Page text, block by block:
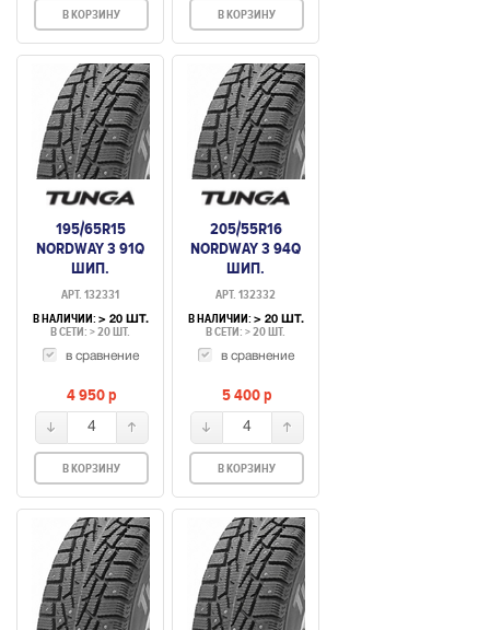
В КОРЗИНУ В КОРЗИНУ
195/65R15
NORDWAY 3 91Q
ШИП.
АРТ. 132331
В НАЛИЧИИ: > 20 ШТ.
В СЕТИ: > 20 ШТ.
в сравнение
4 950p
4
В КОРЗИНУ
205/55R16
NORDWAY 3 94Q
ШИП.
АРТ. 132332
В НАЛИЧИИ: > 20 ШТ.
В СЕТИ: > 20 ШТ.
в сравнение
5 400p
4
В КОРЗИНУ